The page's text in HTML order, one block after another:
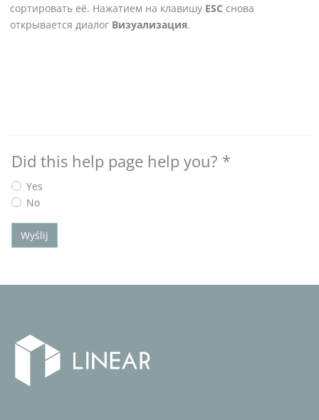
сортировать её. Нажатием на клавишу ESC снова
открывается диалог Визуализация.
Did this help page help you? *
Yes
No
Wyślij